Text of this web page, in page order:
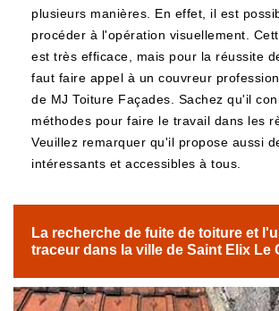
plusieurs manières. En effet, il est
procéder à l'opération visuellement.
est très efficace, mais pour la réussite
faut faire appel à un couvreur
de MJ Toiture Façades. Sachez qu'il
méthodes pour faire le travail dans les
Veuillez remarquer qu'il propose aussi
intéressants et accessibles à tous.
La recherche de fuite de toiture et
traceur dans la ville de Saint Elix Le